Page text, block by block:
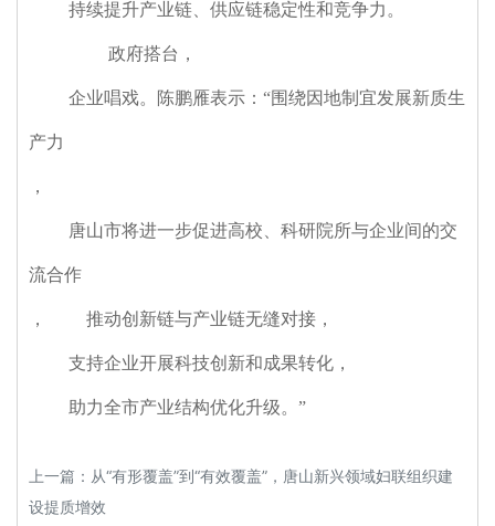
持续提升产业链、供应链稳定性和竞争力。
政府搭台 ，
企业唱戏。陈鹏雁表示：“围绕因地制宜发展新质生
产力
，
唐山市将进一步促进高校、科研院所与企业间的交
流合作
， 推动创新链与产业链无缝对接 ，
支持企业开展科技创新和成果转化 ，
助力全市产业结构优化升级。”
上一篇： 从“有形覆盖”到“有效覆盖”，唐山新兴领域妇联组织建
设提质增效